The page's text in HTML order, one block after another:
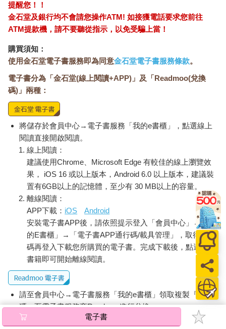
提醒您！！
金石堂及銀行均不會請您操作ATM! 如接獲電話要求您前往
ATM提款機，請不要聽從指示，以免受騙上當！
購買須知：
使用金石堂電子書服務即為同意金石堂電子書服務條款。
電子書分為「金石堂(線上閱讀+APP)」及「Readmoo(兌換
碼)」兩種：
將儲存於會員中心→電子書服務「我的e書櫃」，點選線上
閱讀直接開啟閱讀。
線上閱讀：
建議使用Chrome、Microsoft Edge 有較佳的線上瀏覽效
果， iOS 16 或以上版本，Android 6.0 以上版本，建議裝
置有6GB以上的記憶體，至少有 30 MB以上的容量。
離線閱讀：
APP下載： iOS
Android
安裝電子書APP後，請依照提示登入「會員中心」→「我
的E書櫃」→「電子書APP通行碼/載具管理」，取得通行
碼再登入下載您所購買的電子書。完成下載後，點選任一
書籍即可開始離線閱讀。
請至會員中心→電子書服務「我的e書櫃」領取複製『兌換
碼』至電子書服務商Readmoo進行兌換。
退換貨須知：
電子書